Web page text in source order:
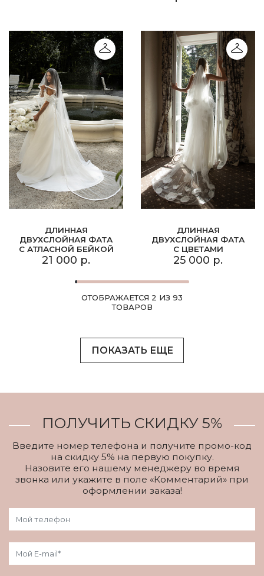
ДЛИННАЯ
ДВУХСЛОЙНАЯ ФАТА
С АТЛАСНОЙ БЕЙКОЙ
21 000 р.
ДЛИННАЯ
ДВУХСЛОЙНАЯ ФАТА
С ЦВЕТАМИ
25 000 р.
ОТОБРАЖАЕТСЯ 2 ИЗ 93
ТОВАРОВ
ПОКАЗАТЬ ЕЩЕ
ПОЛУЧИТЬ СКИДКУ 5%
Введите номер телефона и получите промо-код
на скидку 5% на первую покупку.
Назовите его нашему менеджеру во время
звонка или укажите в поле «Комментарий» при
оформлении заказа!